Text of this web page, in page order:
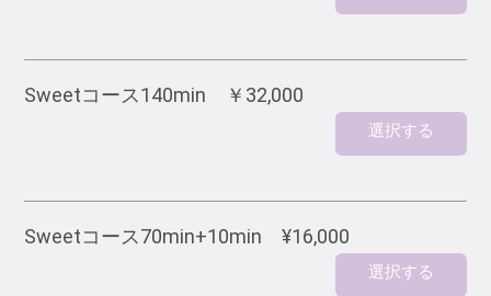
Sweetコース140min ￥32,000
選択する
Sweetコース70min+10min ¥16,000
選択する